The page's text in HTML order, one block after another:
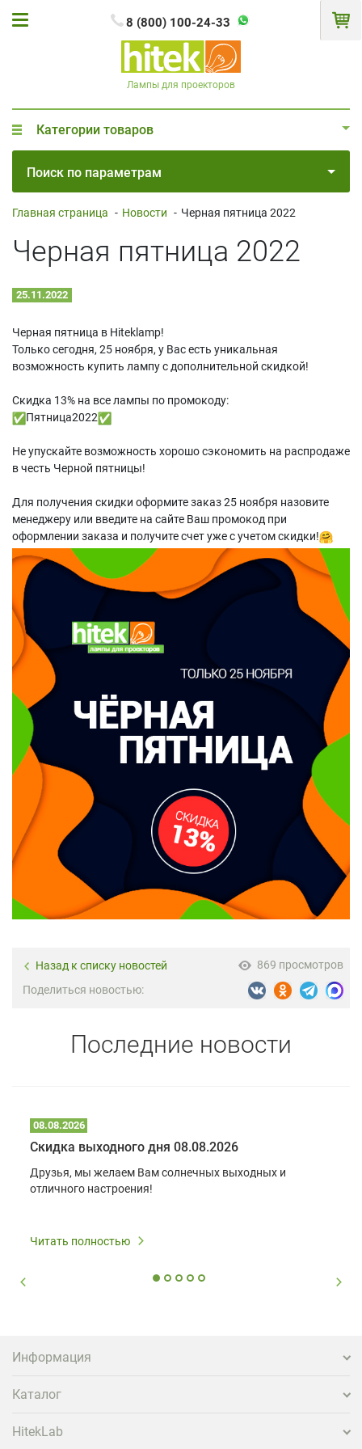
8 (800) 100-24-33
Лампы для проекторов
Категории товаров
Поиск по параметрам
Главная страница - Новости - Черная пятница 2022
Черная пятница 2022
25.11.2022
Черная пятница в Hiteklamp!
Только сегодня, 25 ноября, у Вас есть уникальная
возможность купить лампу с дополнительной скидкой!
Скидка 13% на все лампы по промокоду:
Пятница2022
Не упускайте возможность хорошо сэкономить на распродаже
в честь Черной пятницы!
Для получения скидки оформите заказ 25 ноября назовите
менеджеру или введите на сайте Ваш промокод при
оформлении заказа и получите счет уже с учетом скидки!
Назад к списку новостей
869 просмотров
Поделиться новостью:
Последние новости
08.08.2026
Скидка выходного дня 08.08.2026
Друзья, мы желаем Вам солнечных выходных и
отличного настроения!
Читать полностью
Информация
Каталог
HitekLab